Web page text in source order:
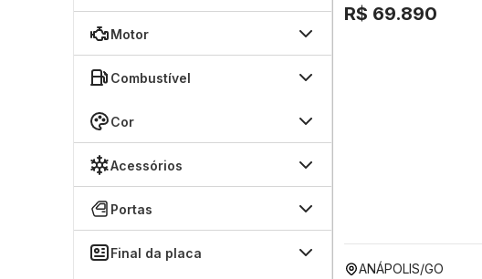
Motor
Combustível
Cor
Acessórios
Portas
Final da placa
R$ 69.890
ANÁPOLIS/GO